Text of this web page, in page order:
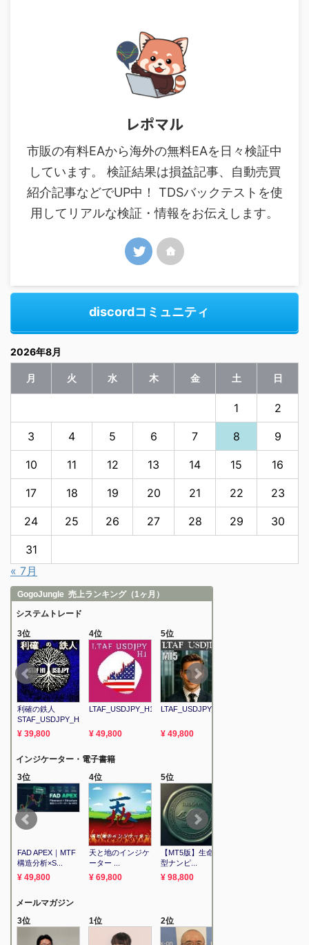
レポマル
市販の有料EAから海外の無料EAを日々検証中
しています。 検証結果は損益記事、自動売買
紹介記事などでUP中！ TDSバックテストを使
用してリアルな検証・情報をお伝えします。
discordコミュニティ
2026年8月
月 火 水 木 金 土 日
1 2
3 4 5 6 7 8 9
10 11 12 13 14 15 16
17 18 19 20 21 22 23
24 25 26 27 28 29 30
31
« 7月